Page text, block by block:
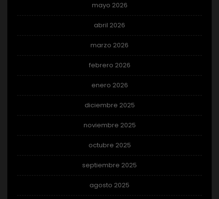
mayo 2026
abril 2026
marzo 2026
febrero 2026
enero 2026
diciembre 2025
noviembre 2025
octubre 2025
septiembre 2025
agosto 2025